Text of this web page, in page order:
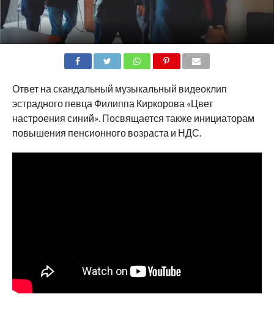
Ответ на скандальный музыкальный видеоклип
эстрадного певца Филиппа Киркорова «Цвет
настроения синий». Посвящается также инициаторам
повышения пенсионного возраста и НДС.